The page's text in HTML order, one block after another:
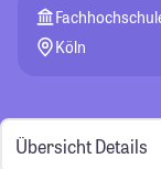
Köln
Übersicht Details